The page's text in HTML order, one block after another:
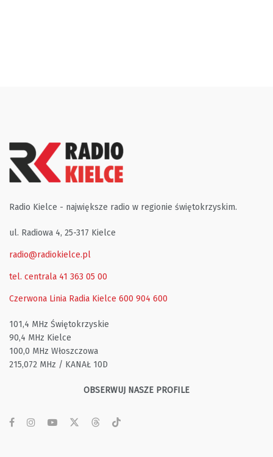
Radio Kielce - największe radio w regionie świętokrzyskim.
ul. Radiowa 4, 25-317 Kielce
radio@radiokielce.pl
tel. centrala 41 363 05 00
Czerwona Linia Radia Kielce 600 904 600
101,4 MHz Świętokrzyskie
90,4 MHz Kielce
100,0 MHz Włoszczowa
215,072 MHz / KANAŁ 10D
OBSERWUJ NASZE PROFILE